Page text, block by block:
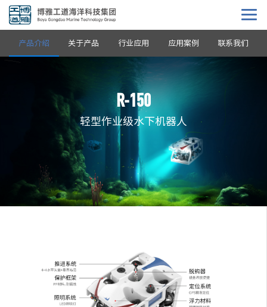
R-150
轻型作业级水下机器人
产品介绍 关于产品 行业应用 应用案例 联系我们